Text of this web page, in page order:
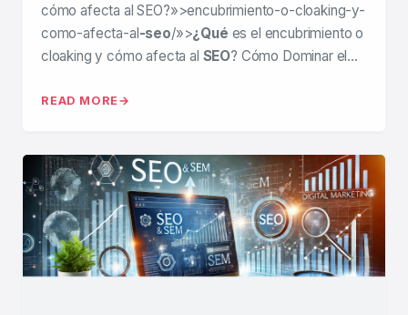
cómo afecta al SEO?»>encubrimiento-o-cloaking-y-
como-afecta-al-seo/»>¿Qué es el encubrimiento o
cloaking y cómo afecta al SEO? Cómo Dominar el…
READ MORE